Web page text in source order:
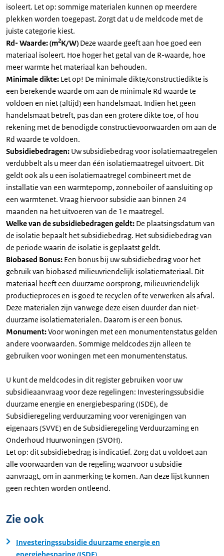
isoleert. Let op: sommige materialen kunnen op meerdere
plekken worden toegepast. Zorgt dat u de meldcode met de
juiste categorie kiest.
Rd- Waarde: (m2K/W) Deze waarde geeft aan hoe goed een
materiaal isoleert. Hoe hoger het getal van de R-waarde, hoe
meer warmte het materiaal kan behouden.
Minimale dikte: Let op! De minimale dikte/constructiedikte is
een berekende waarde om aan de minimale Rd waarde te
voldoen en niet (altijd) een handelsmaat. Indien het geen
handelsmaat betreft, pas dan een grotere dikte toe, of hou
rekening met de benodigde constructievoorwaarden om aan de
Rd waarde te voldoen.
Subsidiebedragen: Uw subsidiebedrag voor isolatiemaatregelen
verdubbelt als u meer dan één isolatiemaatregel uitvoert. Dit
geldt ook als u een isolatiemaatregel combineert met de
installatie van een warmtepomp, zonneboiler of aansluiting op
een warmtenet. Vraag hiervoor subsidie aan binnen 24
maanden na het uitvoeren van de 1e maatregel.
Welke van de subsidiebedragen geldt: De plaatsingsdatum van
de isolatie bepaalt het subsidiebedrag. Het subsidiebedrag van
de periode waarin de isolatie is geplaatst geldt.
Biobased Bonus: Een bonus bij uw subsidiebedrag voor het
gebruik van biobased milieuvriendelijk isolatiemateriaal. Dit
materiaal heeft een duurzame oorsprong, milieuvriendelijk
productieproces en is goed te recyclen of te verwerken als afval.
Deze materialen zijn vanwege deze eisen duurder dan niet-
duurzame isolatiematerialen. Daarom is er een bonus.
Monument:Voor woningen met een monumentenstatus gelden
andere voorwaarden. Sommige meldcodes zijn alleen te
gebruiken voor woningen met een monumentenstatus.
U kunt de meldcodes in dit register gebruiken voor uw
subsidieaanvraag voor deze regelingen: Investeringssubsidie
duurzame energie en energiebesparing (ISDE), de
Subsidieregeling verduurzaming voor verenigingen van
eigenaars (SVVE) en de Subsidieregeling Verduurzaming en
Onderhoud Huurwoningen (SVOH).
Let op: dit subsidiebedrag is indicatief. Zorg dat u voldoet aan
alle voorwaarden van de regeling waarvoor u subsidie
aanvraagt, om in aanmerking te komen. Aan deze lijst kunnen
geen rechten worden ontleend.
Zie ook
Investeringssubsidie duurzame energie en